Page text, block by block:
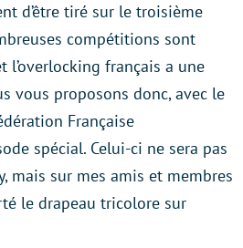
d’être tiré sur le troisième
compétitions sont
l’overlocking français a une
vous proposons donc, avec le
Française
spécial. Celui-ci ne sera pas
mais sur mes amis et membres
le drapeau tricolore sur